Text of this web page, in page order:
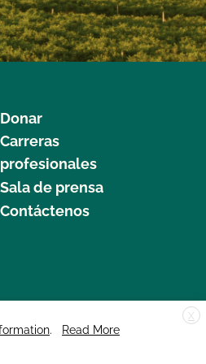
Donar
Carreras
profesionales
Sala de prensa
Contáctenos
95060 © 2025 CCOF.org
X
.
Read More